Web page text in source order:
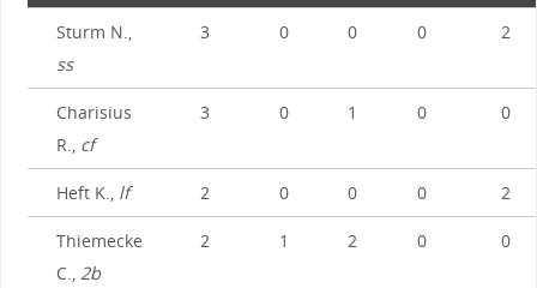
Sturm N.,
ss
3 0 0 0 2
Charisius
R., cf
3 0 1 0 0
Heft K., lf 2 0 0 0 2
Thiemecke
C., 2b
2 1 2 0 0